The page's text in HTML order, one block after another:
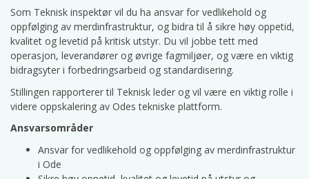
Som Teknisk inspektør vil du ha ansvar for vedlikehold og
oppfølging av merdinfrastruktur, og bidra til å sikre høy oppetid,
kvalitet og levetid på kritisk utstyr. Du vil jobbe tett med
operasjon, leverandører og øvrige fagmiljøer, og være en viktig
bidragsyter i forbedringsarbeid og standardisering.
Stillingen rapporterer til Teknisk leder og vil være en viktig rolle i
videre oppskalering av Odes tekniske plattform.
Ansvarsområder
Ansvar for vedlikehold og oppfølging av merdinfrastruktur
i Ode